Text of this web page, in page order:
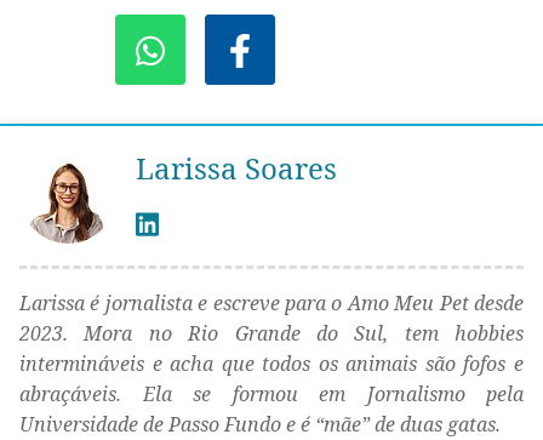
Larissa Soares
Larissa é jornalista e escreve para o Amo Meu Pet desde
2023. Mora no Rio Grande do Sul, tem hobbies
intermináveis e acha que todos os animais são fofos e
abraçáveis. Ela se formou em Jornalismo pela
Universidade de Passo Fundo e é “mãe” de duas gatas.